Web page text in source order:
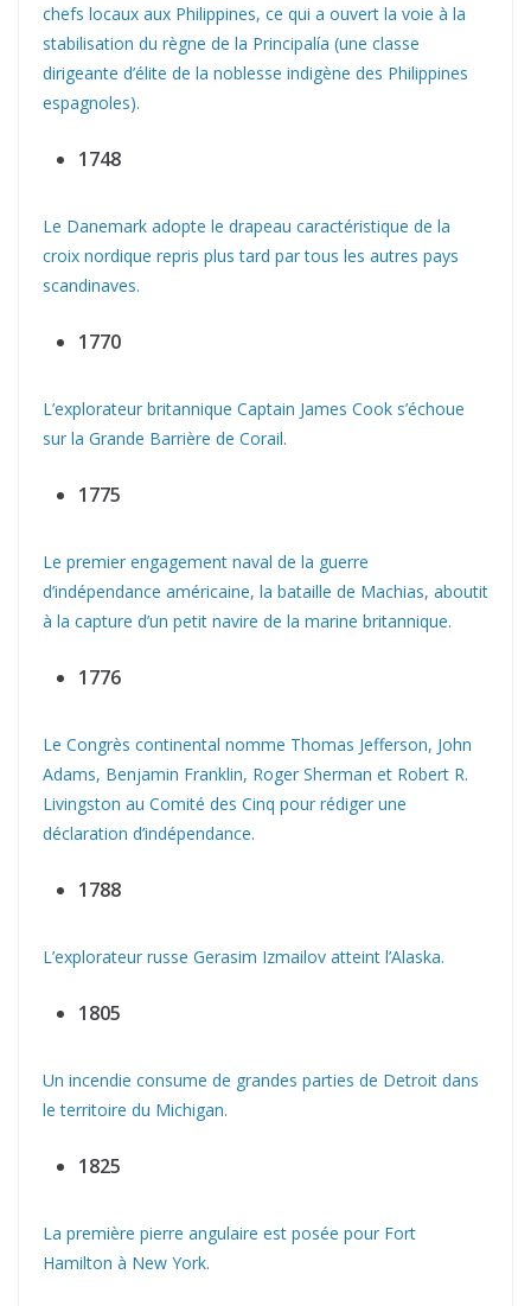
chefs locaux aux Philippines, ce qui a ouvert la voie à la
stabilisation du règne de la Principalía (une classe
dirigeante d’élite de la noblesse indigène des Philippines
espagnoles).
1748
Le Danemark adopte le drapeau caractéristique de la
croix nordique repris plus tard par tous les autres pays
scandinaves.
1770
L’explorateur britannique Captain James Cook s’échoue
sur la Grande Barrière de Corail.
1775
Le premier engagement naval de la guerre
d’indépendance américaine, la bataille de Machias, aboutit
à la capture d’un petit navire de la marine britannique.
1776
Le Congrès continental nomme Thomas Jefferson, John
Adams, Benjamin Franklin, Roger Sherman et Robert R.
Livingston au Comité des Cinq pour rédiger une
déclaration d’indépendance.
1788
L’explorateur russe Gerasim Izmailov atteint l’Alaska.
1805
Un incendie consume de grandes parties de Detroit dans
le territoire du Michigan.
1825
La première pierre angulaire est posée pour Fort
Hamilton à New York.